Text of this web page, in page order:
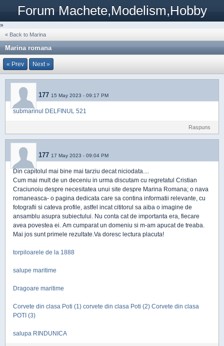
Forum Machete,Modelism,Hobby
»
« Back to Marina
Marina romana
« Prev Next »
177 15 May 2023 - 09:17 PM
submarinul DELFINUL 521
Raspuns
177 17 May 2023 - 09:04 PM
Din capitolul mai bine mai tarziu decat niciodata....
Cum mai mult de un deceniu in urma discutam cu regretatul Cristian
Craciunoiu despre necesitatea unui site despre Marina Romana; o nava
romaneasca- o pagina dedicata care sa contina informatii relevante, cu
fotografii si cateva profile, astfel incat cititorul sa aiba o imagine de
ansamblu asupra subiectului. Nu conta cat de importanta era, fiecare
avea povestea ei. Am cumparat un domeniu si m-am apucat de treaba.
Mai jos sunt primele rezultate.Va doresc lectura placuta!
torpiloarele de la 1888
salupe maritime
Dragoare maritime
Corvete din clasa Poti (1) corvete din clasa Poti (2) Corvete din clasa
POTI (3)
salupa RINDUNICA